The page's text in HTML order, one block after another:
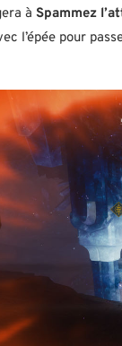
à Spammez
l’épée pour